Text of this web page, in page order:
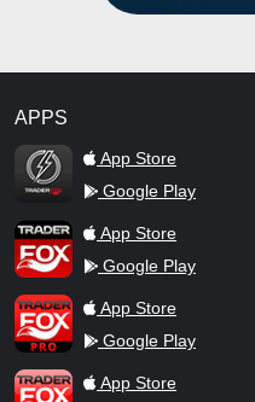
APPS
TraderFox Flash
App Store
Google Play
TraderFox AppApp Store
Google Play
TraderFox ProApp Store
Google Play
TraderFox dpa-AFX ProFeed
App Store